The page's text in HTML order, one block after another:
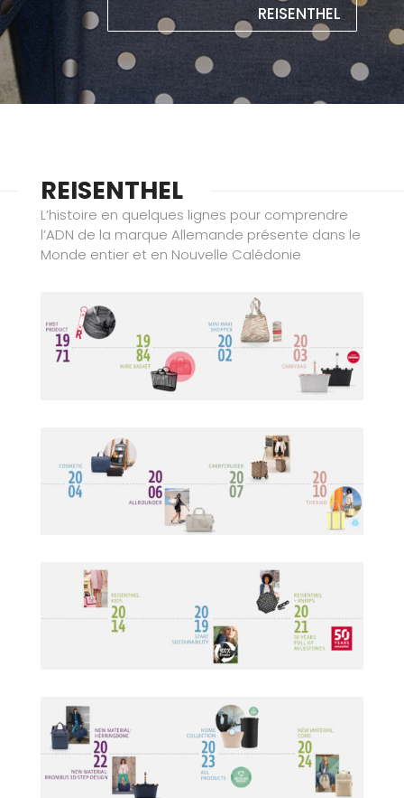
REISENTHEL
REISENTHEL
L’histoire en quelques lignes pour comprendre
l’ADN de la marque Allemande présente dans le
Monde entier et en Nouvelle Calédonie